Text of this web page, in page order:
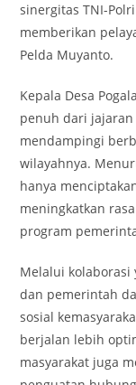
sinergitas TNI-
memberikan
Pelda Muyanto.
Kepala Desa
penuh dari
mendampingi
wilayahnya.
hanya
meningkatkan
program
Melalui kolaborasi
dan pemerintah
sosial
berjalan lebih
masyarakat juga